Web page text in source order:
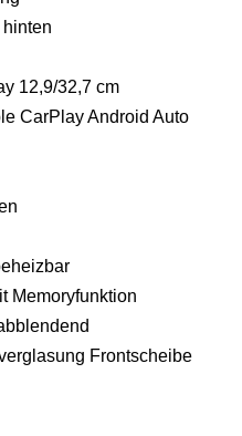
12,9/32,7 cm
CarPlay Android Auto
Memoryfunktion
Frontscheibe